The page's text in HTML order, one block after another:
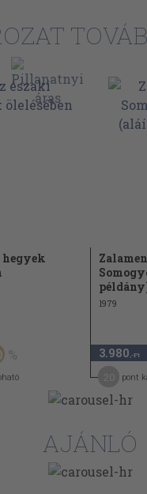
hegyek
1979
3.980 ,-Ft
pont
AJÁNLÓ